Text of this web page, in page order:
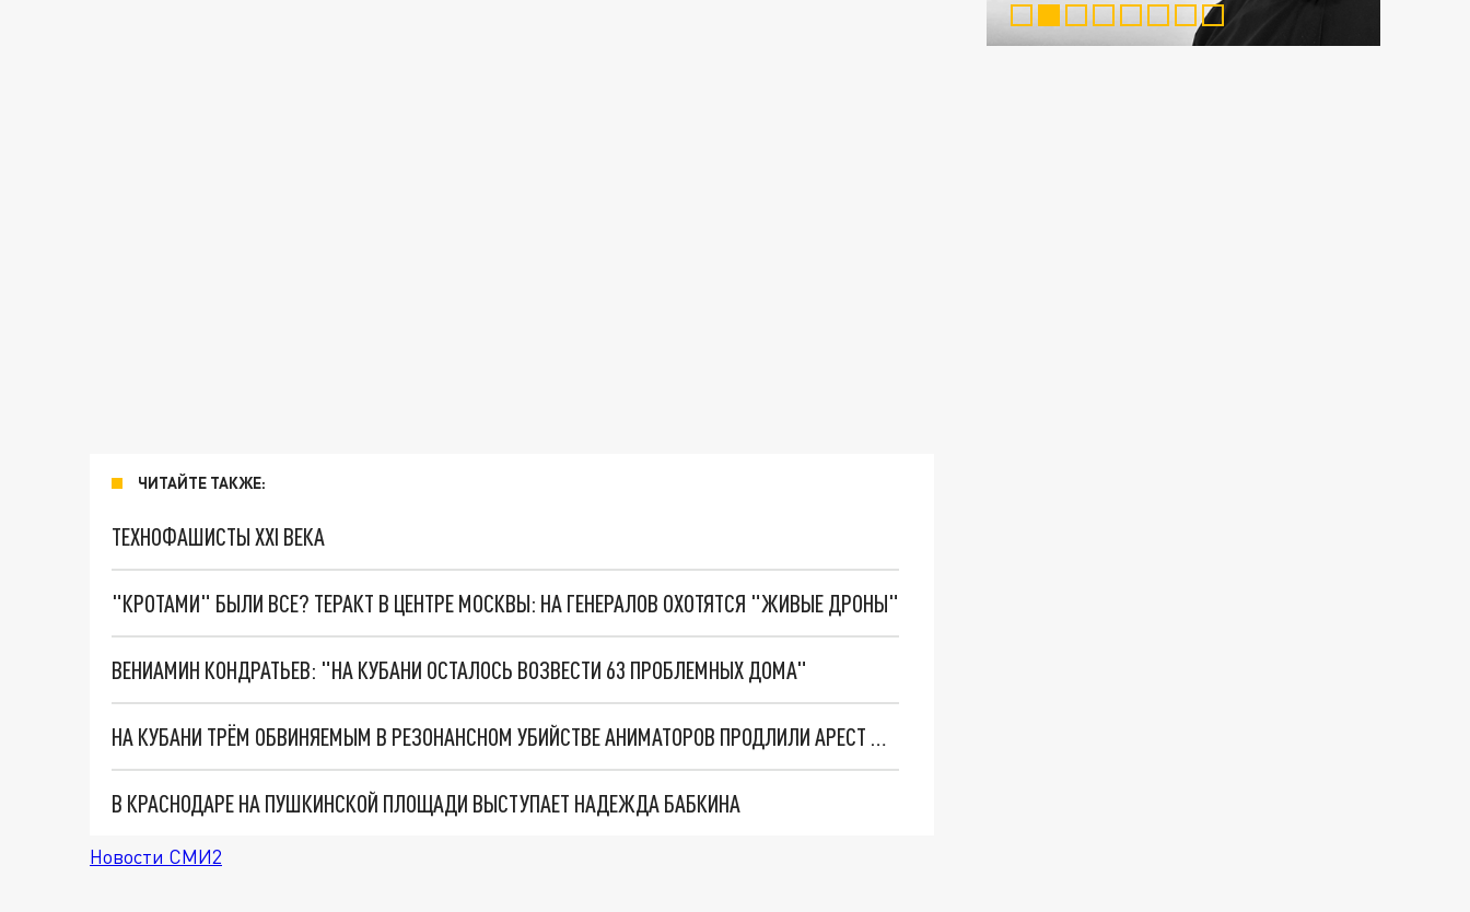
ЧИТАЙТЕ ТАКЖЕ:
ТЕХНОФАШИСТЫ XXI ВЕКА
"КРОТАМИ" БЫЛИ ВСЕ? ТЕРАКТ В ЦЕНТРЕ МОСКВЫ: НА ГЕНЕРАЛОВ ОХОТЯТСЯ "ЖИВЫЕ ДРОНЫ"
ВЕНИАМИН КОНДРАТЬЕВ: "НА КУБАНИ ОСТАЛОСЬ ВОЗВЕСТИ 63 ПРОБЛЕМНЫХ ДОМА"
НА КУБАНИ ТРЁМ ОБВИНЯЕМЫМ В РЕЗОНАНСНОМ УБИЙСТВЕ АНИМАТОРОВ ПРОДЛИЛИ АРЕСТ ДО 30 ИЮЛЯ
В КРАСНОДАРЕ НА ПУШКИНСКОЙ ПЛОЩАДИ ВЫСТУПАЕТ НАДЕЖДА БАБКИНА
Новости СМИ2